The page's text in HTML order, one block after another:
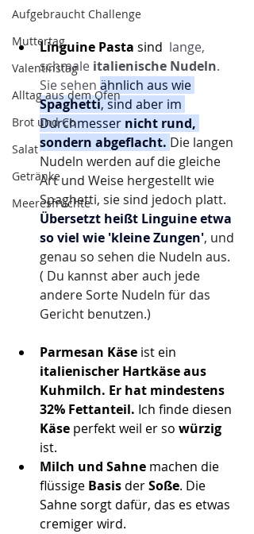
Aufgebraucht Challenge
Muttertag
Valentinstag
Alltag aus dem Ofen
Brot und Co
Salat
Getränke
Meeresfrüchte
Linguine Pasta sind lange,
schmale italienische Nudeln.
Sie sehen ähnlich aus wie
Spaghetti, sind aber im
Durchmesser nicht rund,
sondern abgeflacht. Die langen
Nudeln werden auf die gleiche
Art und Weise hergestellt wie
Spaghetti, sie sind jedoch platt.
Übersetzt heißt Linguine etwa
so viel wie 'kleine Zungen', und
genau so sehen die Nudeln aus.
( Du kannst aber auch jede
andere Sorte Nudeln für das
Gericht benutzen.)
Parmesan Käse ist ein
italienischer Hartkäse aus
Kuhmilch. Er hat mindestens
32% Fettanteil. Ich finde diesen
Käse perfekt weil er so würzig
ist.
Milch und Sahne machen die
flüssige Basis der Soße. Die
Sahne sorgt dafür, das es etwas
cremiger wird.